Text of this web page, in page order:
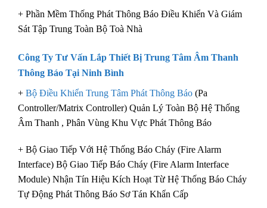
+ Phần Mềm Thống Phát Thông Báo Điều Khiển Và Giám
Sát Tập Trung Toàn Bộ Toà Nhà
Công Ty Tư Vấn Lắp Thiết Bị Trung Tâm Âm Thanh
Thông Báo Tại Ninh Bình
+ Bộ Điều Khiển Trung Tâm Phát Thông Báo (Pa
Controller/Matrix Controller) Quản Lý Toàn Bộ Hệ Thống
Âm Thanh , Phân Vùng Khu Vực Phát Thông Báo
+ Bộ Giao Tiếp Với Hệ Thống Báo Cháy (Fire Alarm
Interface) Bộ Giao Tiếp Báo Cháy (Fire Alarm Interface
Module) Nhận Tín Hiệu Kích Hoạt Từ Hệ Thống Báo Cháy
Tự Động Phát Thông Báo Sơ Tán Khẩn Cấp